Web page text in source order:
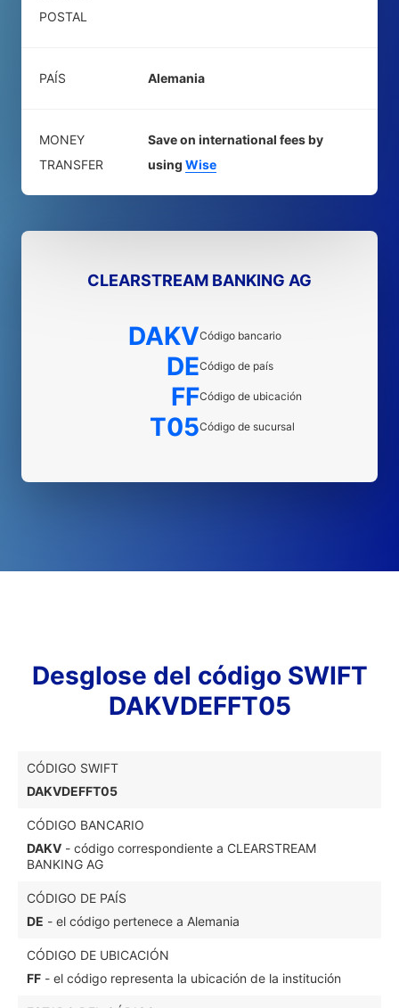
POSTAL
PAÍS Alemania
MONEY
TRANSFER
Save on international fees by
using Wise
CLEARSTREAM BANKING AG
DAKVCódigo bancario
DECódigo de país
FFCódigo de ubicación
T05Código de sucursal
Desglose del código SWIFT
DAKVDEFFT05
CÓDIGO SWIFT
DAKVDEFFT05
CÓDIGO BANCARIO
DAKV - código correspondiente a CLEARSTREAM
BANKING AG
CÓDIGO DE PAÍS
DE - el código pertenece a Alemania
CÓDIGO DE UBICACIÓN
FF - el código representa la ubicación de la institución